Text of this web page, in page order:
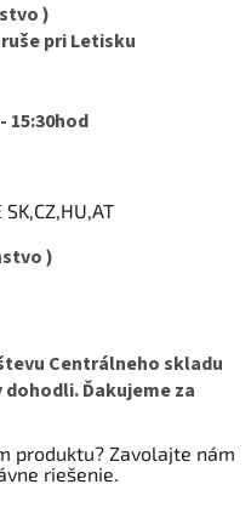
)
pri Letisku
15:30hod
)
Centrálneho skladu
Ďakujeme za
produktu? Zavolajte nám
riešenie.